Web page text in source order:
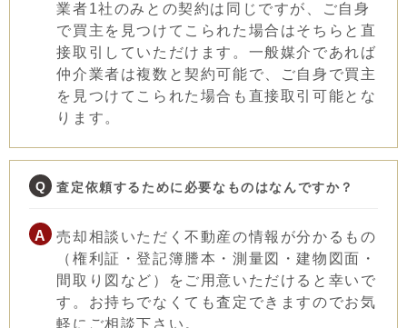
業者1社のみとの契約は同じですが、ご自身
で買主を見つけてこられた場合はそちらと直
接取引していただけます。一般媒介であれば
仲介業者は複数と契約可能で、ご自身で買主
を見つけてこられた場合も直接取引可能とな
ります。
査定依頼するために必要なものはなんですか？
売却相談いただく不動産の情報が分かるもの
（権利証・登記簿謄本・測量図・建物図面・
間取り図など）をご用意いただけると幸いで
す。お持ちでなくても査定できますのでお気
軽にご相談下さい。